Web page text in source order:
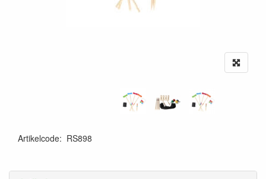
Artikelcode: RS898